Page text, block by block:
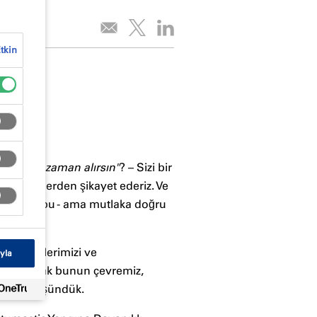
her zaman alırsın"? – Sizi bir
şeylerden şikayet ederiz. Ve
şey bu - ama mutlaka doğru
ve
yaparsak bunun çevremiz,
düşündük.